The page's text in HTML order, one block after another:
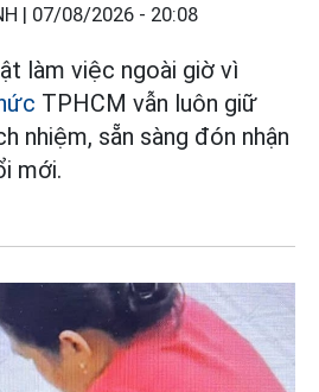
| 07/08/2026 - 20:08
làm việc ngoài giờ vì
TPHCM vẫn luôn giữ
nhiệm, sẵn sàng đón nhận
mới.